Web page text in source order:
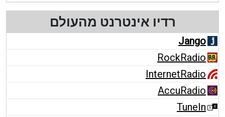
רדיו אינטרנט מהעולם
Jango
RockRadio
InternetRadio
AccuRadio
TuneIn